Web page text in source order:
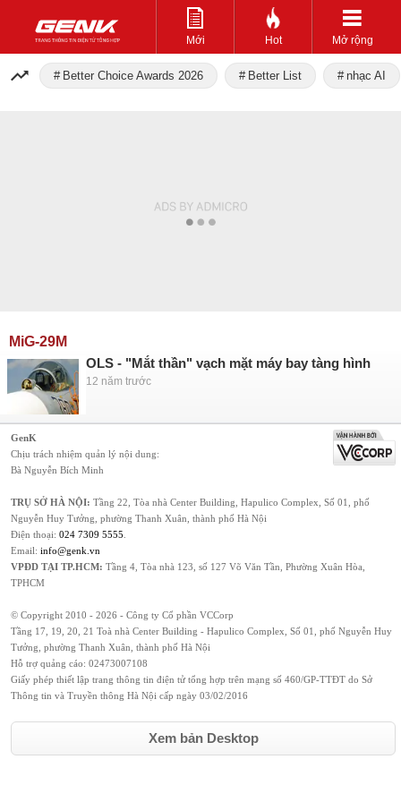
Mới Hot Mở rộng
Better Choice Awards 2026 Better List nhạc AI
MiG-29M
OLS - "Mắt thần" vạch mặt máy bay tàng hình
12 năm trước
GenK
Chịu trách nhiệm quản lý nội dung:
Bà Nguyễn Bích Minh
TRỤ SỞ HÀ NỘI: Tầng 22, Tòa nhà Center Building, Hapulico Complex, Số 01, phố
Nguyễn Huy Tưởng, phường Thanh Xuân, thành phố Hà Nội
Điện thoại: 024 7309 5555
Email: info@genk.vn
VPĐD TẠI TP.HCM: Tầng 4, Tòa nhà 123, số 127 Võ Văn Tần, Phường Xuân Hòa,
TPHCM
© Copyright 2010 - 2026 - Công ty Cổ phần VCCorp
Tầng 17, 19, 20, 21 Toà nhà Center Building - Hapulico Complex, Số 01, phố Nguyễn Huy
Tưởng, phường Thanh Xuân, thành phố Hà Nội
Hỗ trợ quảng cáo: 02473007108
Giấy phép thiết lập trang thông tin điện tử tổng hợp trên mạng số 460/GP-TTĐT do Sở
Thông tin và Truyền thông Hà Nội cấp ngày 03/02/2016
Xem bản Desktop